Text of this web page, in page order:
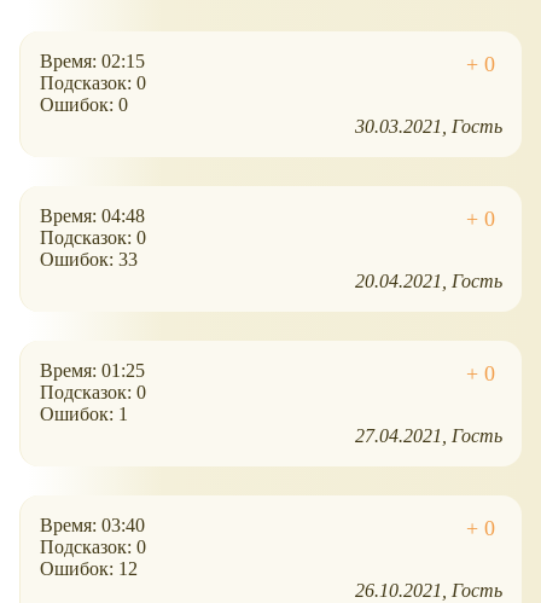
Время: 02:15
Подсказок: 0
Ошибок: 0
30.03.2021
Гость
Время: 04:48
Подсказок: 0
Ошибок: 33
20.04.2021
Гость
Время: 01:25
Подсказок: 0
Ошибок: 1
27.04.2021
Гость
Время: 03:40
Подсказок: 0
Ошибок: 12
26.10.2021
Гость